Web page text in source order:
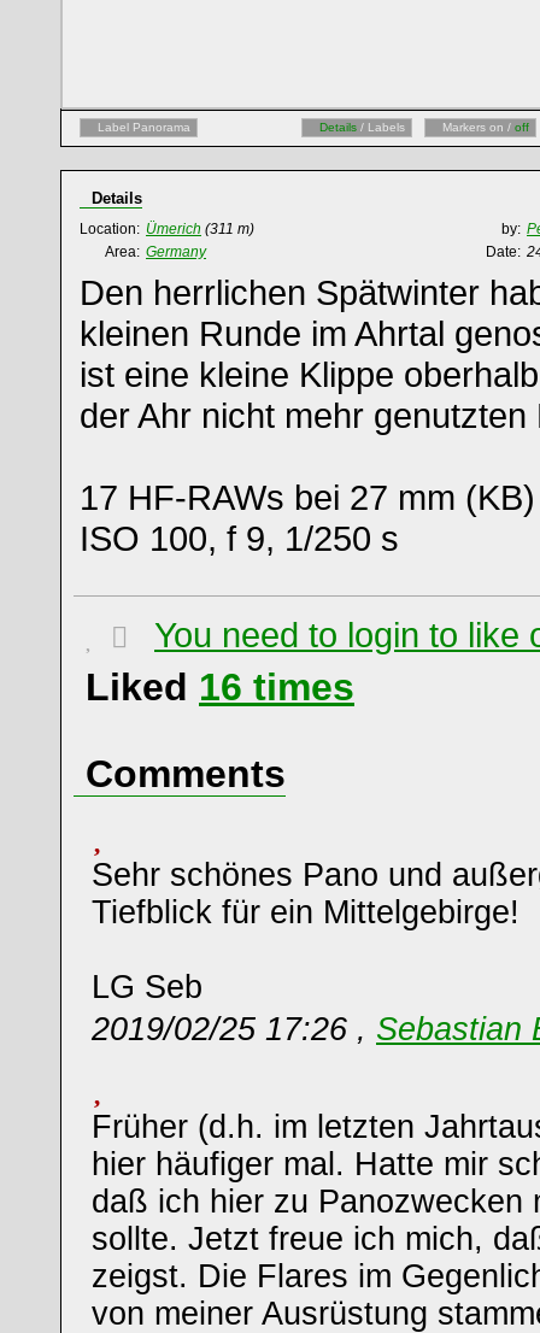
Label Panorama Details / Labels Markers on / off
Details
Location: Ümerich (311 m) by:
Area: Germany Date:
Den herrlichen Spätwinter
kleinen Runde im Ahrtal
ist eine kleine Klippe
der Ahr nicht mehr
17 HF-RAWs bei 27 mm (KB)
ISO 100, f 9, 1/250 s
You need to login to like
Liked 16 times
Comments
Sehr schönes Pano und
Tiefblick für ein Mittelgebirge!
LG Seb
2019/02/25 17:26 , Sebastian
Früher (d.h. im letzten
hier häufiger mal. Hatte mir
daß ich hier zu Panozwecken
sollte. Jetzt freue ich mich,
zeigst. Die Flares im
von meiner Ausrüstung